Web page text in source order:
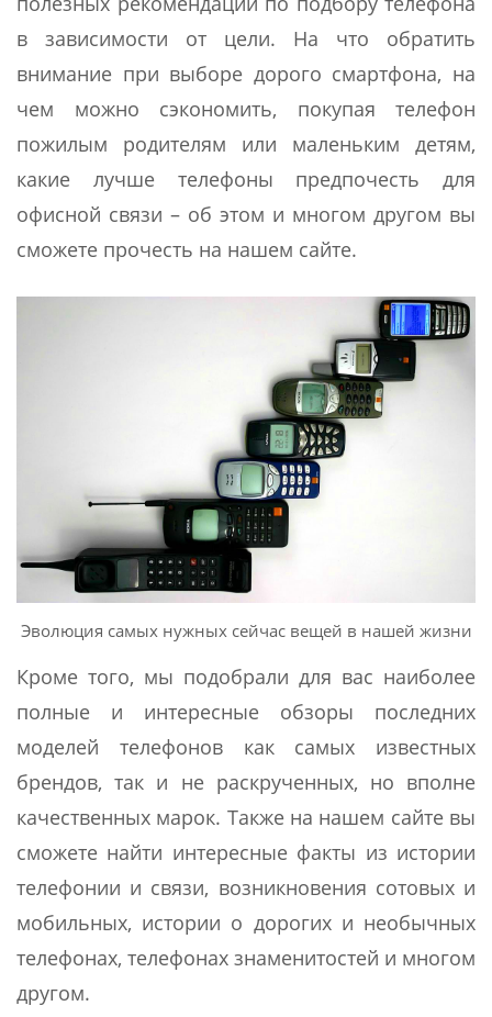
в зависимости от цели. На что обратить
внимание при выборе дорого смартфона, на
чем можно сэкономить, покупая телефон
пожилым родителям или маленьким детям,
какие лучше телефоны предпочесть для
офисной связи – об этом и многом другом вы
сможете прочесть на нашем сайте.
Эволюция самых нужных сейчас вещей в нашей жизни
Кроме того, мы подобрали для вас наиболее
полные и интересные обзоры последних
моделей телефонов как самых известных
брендов, так и не раскрученных, но вполне
качественных марок. Также на нашем сайте вы
сможете найти интересные факты из истории
телефонии и связи, возникновения сотовых и
мобильных, истории о дорогих и необычных
телефонах, телефонах знаменитостей и многом
другом.